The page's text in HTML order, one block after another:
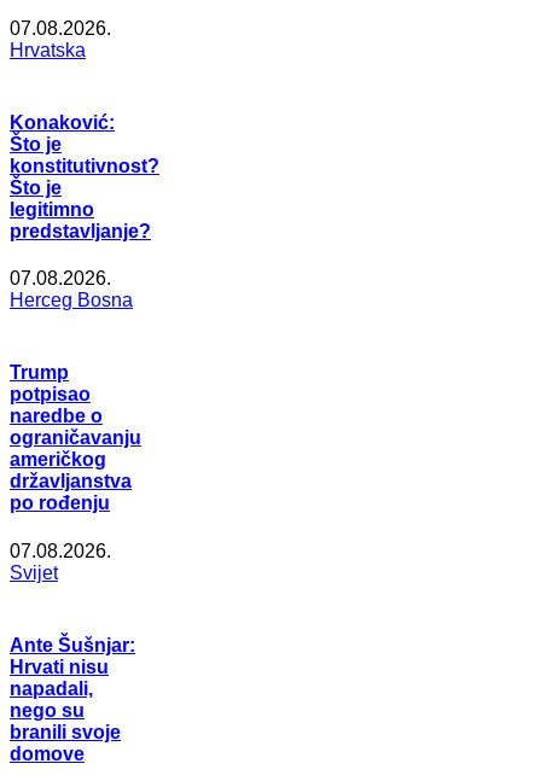
07.08.2026.
Hrvatska
Konaković:
Što je
konstitutivnost?
Što je
legitimno
predstavljanje?
07.08.2026.
Herceg Bosna
Trump
potpisao
naredbe o
ograničavanju
američkog
državljanstva
po rođenju
07.08.2026.
Svijet
Ante Šušnjar:
Hrvati nisu
napadali,
nego su
branili svoje
domove